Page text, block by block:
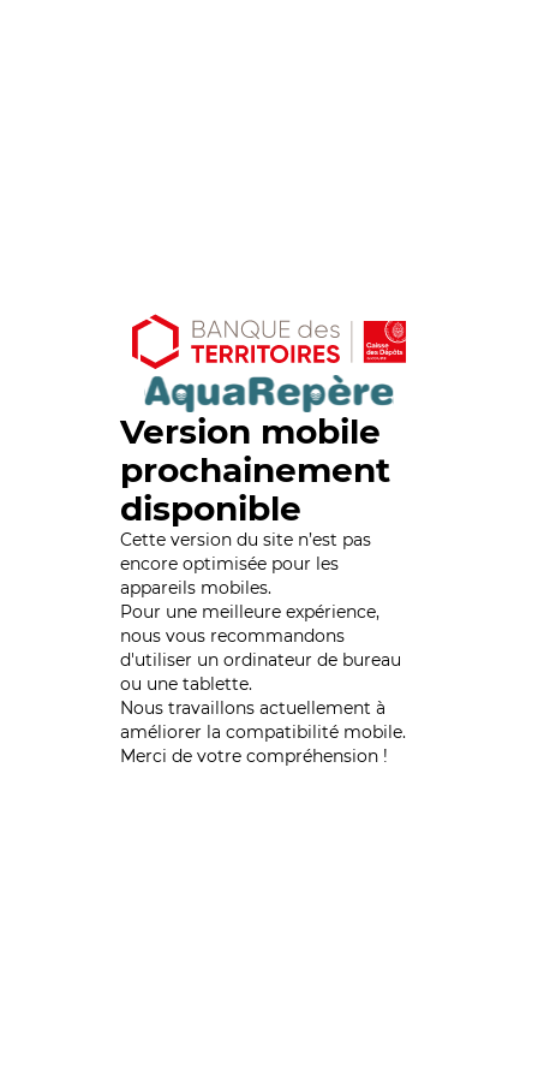
Version mobile
prochainement
disponible
Cette version du site n’est pas
encore optimisée pour les
appareils mobiles.
Pour une meilleure expérience,
nous vous recommandons
d'utiliser un ordinateur de bureau
ou une tablette.
Nous travaillons actuellement à
améliorer la compatibilité mobile.
Merci de votre compréhension !